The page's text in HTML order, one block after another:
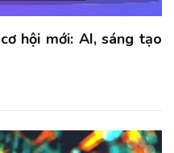
hội mới: AI, sáng tạo